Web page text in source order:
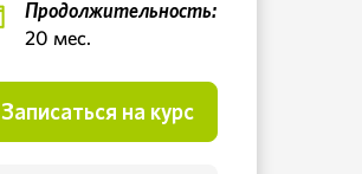
Продолжительность:
20 мес.
Записаться на курс